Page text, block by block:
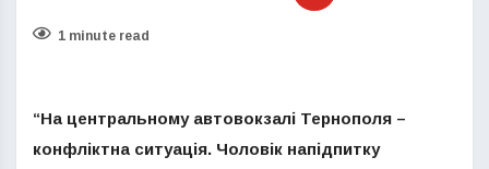
1 minute read
“На центральному автовокзалі Тернополя –
конфліктна ситуація. Чоловік напідпитку